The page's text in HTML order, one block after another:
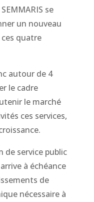
se
un nouveau
quatre
autour de 4
le cadre
le marché
ces services,
de service public
à échéance
de
nécessaire à